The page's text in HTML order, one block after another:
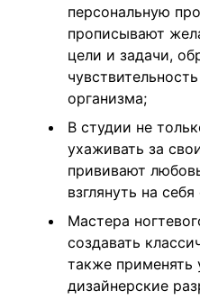
персональную
прописывают
цели и задачи,
организма;
В студии не
ухаживать за
прививают
взглянуть на
Мастера
создавать
также применять
дизайнерские